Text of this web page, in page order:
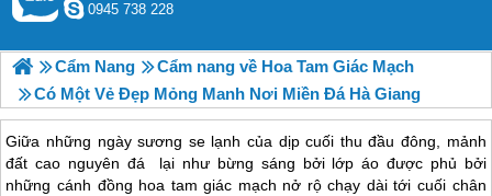
0945 738 228
Cẩm Nang
Cẩm nang về Hoa Tam Giác Mạch
Có Một Vẻ Đẹp Mỏng Manh Nơi Miền Đá Hà Giang
Giữa những ngày sương se lạnh của dịp cuối thu đầu đông, mảnh
đất cao nguyên đá lại như bừng sáng bởi lớp áo được phủ bởi
những cánh đồng hoa tam giác mạch nở rộ chạy dài tới cuối chân